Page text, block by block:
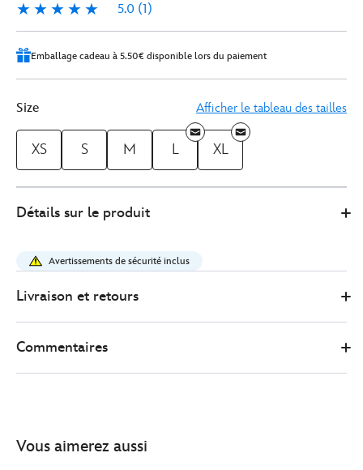
5.0 (1)
5.0
1
Emballage cadeau à 5.50€ disponible lors du paiement
Size Afficher le tableau des tailles
XS S M L XL
Jersey
90.00
spirit%C2%A0jersey-
walt-
disney-
pour-
adultes-
Détails sur le produit
Avertissements de sécurité inclus
Livraison et retours
Commentaires
Vous aimerez aussi